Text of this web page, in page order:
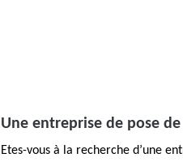
Une entreprise de pose
Etes-vous à la recherche d’une